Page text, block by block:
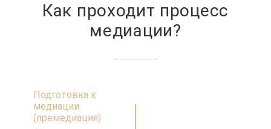
Как проходит процесс
медиации?
Подготовка к
медиации
(премедиация)